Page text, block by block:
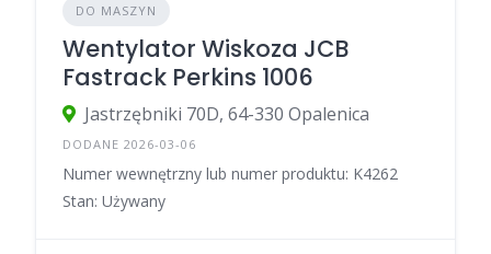
DO MASZYN
Wentylator Wiskoza JCB
Fastrack Perkins 1006
Jastrzębniki 70D, 64-330 Opalenica
DODANE 2026-03-06
Numer wewnętrzny lub numer produktu: K4262
Stan: Używany